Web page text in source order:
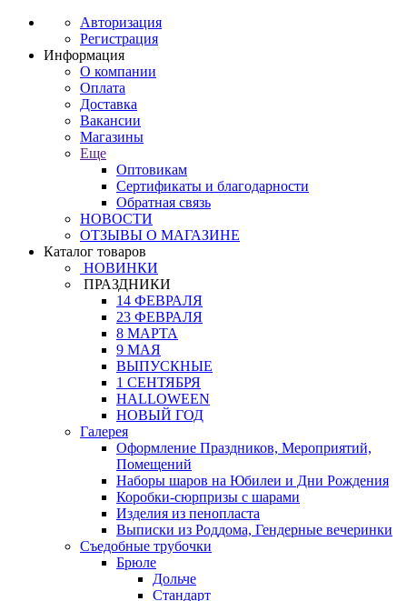
Авторизация
Регистрация
Информация
О компании
Оплата
Доставка
Вакансии
Магазины
Еще
Оптовикам
Сертификаты и благодарности
Обратная связь
НОВОСТИ
ОТЗЫВЫ О МАГАЗИНЕ
Каталог товаров
НОВИНКИ
ПРАЗДНИКИ
14 ФЕВРАЛЯ
23 ФЕВРАЛЯ
8 МАРТА
9 МАЯ
ВЫПУСКНЫЕ
1 СЕНТЯБРЯ
HALLOWEEN
НОВЫЙ ГОД
Галерея
Оформление Праздников, Мероприятий,
Помещений
Наборы шаров на Юбилеи и Дни Рождения
Коробки-сюрпризы с шарами
Изделия из пенопласта
Выписки из Роддома, Гендерные вечеринки
Съедобные трубочки
Брюле
Дольче
Стандарт